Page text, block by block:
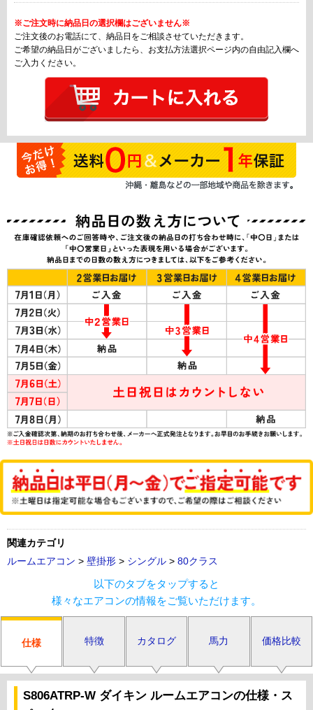
※ご注文時に納品日の選択欄はございません※
ご注文後のお電話にて、納品日をご相談させていただきます。
ご希望の納品日がございましたら、お支払方法選択ページ内の自由記入欄へ
ご入力ください。
関連カテゴリ
ルームエアコン > 壁掛形 > シングル > 80クラス
以下のタブをタップすると
様々なエアコンの情報をご覧いただけます。
仕様 特徴 カタログ 馬力 価格比較
S806ATRP-W ダイキン ルームエアコンの仕様・ス